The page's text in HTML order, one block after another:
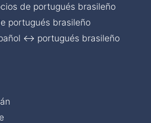
de portugués brasileño
portugués brasileño
↔ portugués brasileño